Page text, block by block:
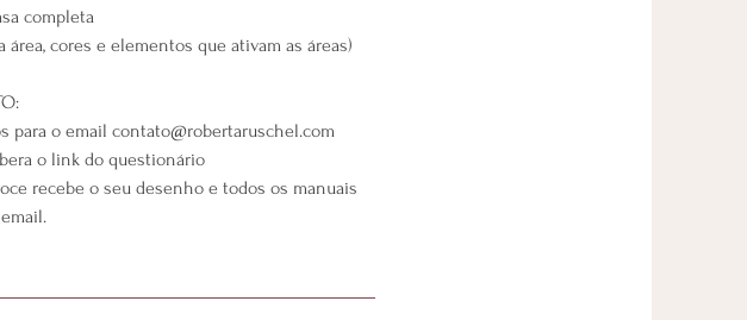
completa
cores e elementos que ativam as áreas)
para o email contato@robertaruschel.com
o link do questionário
recebe o seu desenho e todos os manuais